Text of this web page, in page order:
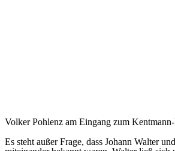
Volker Pohlenz am Eingang zum
Es steht außer Frage, dass Johann Walter